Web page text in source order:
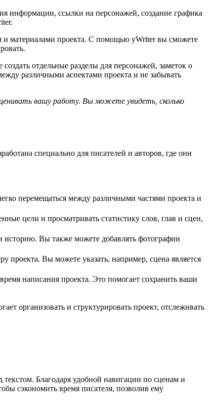
информации, ссылки на персонажей, создание графика
и материалами проекта. С помощью yWriter вы сможете
отдельные разделы для персонажей, заметок о
различными аспектами проекта и не забывать
вашу работу. Вы можете увидеть, сколько
специально для писателей и авторов, где они
перемещаться между различными частями проекта и
цели и просматривать статистику слов, глав и сцен,
историю. Вы также можете добавлять фотографии
проекта. Вы можете указать, например, сцена является
написания проекта. Это помогает сохранить ваши
организовать и структурировать проект, отслеживать
Благодаря удобной навигации по сценам и
сэкономить время писателя, позволив ему